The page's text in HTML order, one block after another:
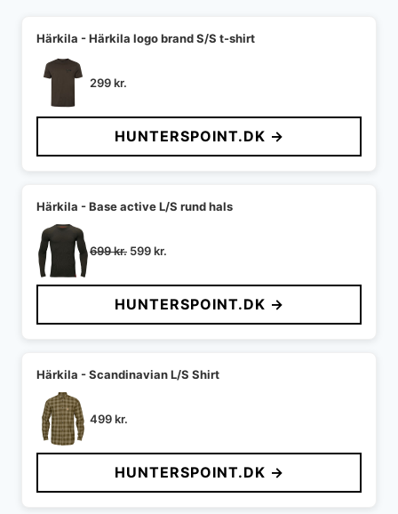
Härkila - Härkila logo brand S/S t-shirt
299kr.
HUNTERSPOINT.DK →
Härkila - Base active L/S rund hals
699kr. Den
pris
var:
699 kr..
599kr.
pris
er:
599 kr..
HUNTERSPOINT.DK →
Härkila - Scandinavian L/S Shirt
499kr.
HUNTERSPOINT.DK →